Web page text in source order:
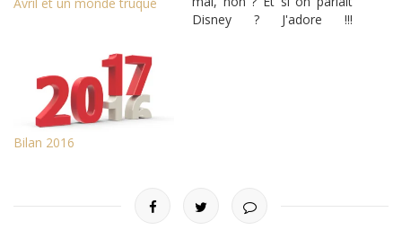
Disney ? J'adore !!!
Bilan 2016